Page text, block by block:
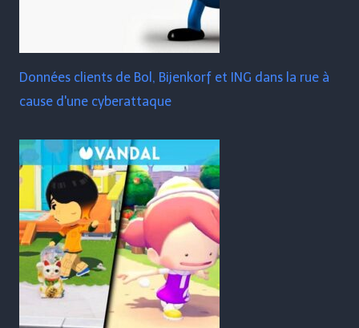
Données clients de Bol, Bijenkorf et ING dans la rue à
cause d'une cyberattaque